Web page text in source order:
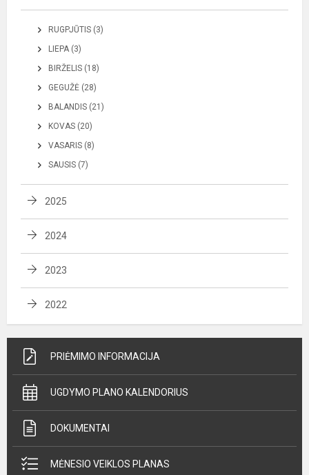
RUGPJŪTIS (3)
LIEPA (3)
BIRŽELIS (18)
GEGUŽĖ (28)
BALANDIS (21)
KOVAS (20)
VASARIS (8)
SAUSIS (7)
2025
2024
2023
2022
PRIĖMIMO INFORMACIJA
UGDYMO PLANO KALENDORIUS
DOKUMENTAI
MĖNESIO VEIKLOS PLANAS